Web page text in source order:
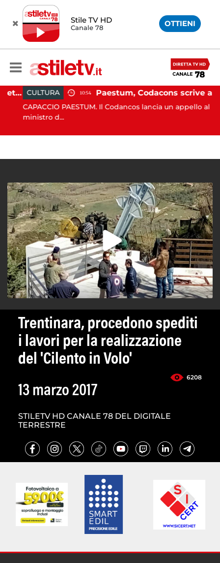
Stile TV HD
Canale 78 OTTIENI
Martina Carbonaro, braccialetto elettronico per i genitori della 14enne uccisa dall'ex CULTURA 10:54 Paestum, Codacons scrive al ministro Giuli: "Rilanciare scavi dell'Anfiteatro nell'area archeologica"
CAPACCIO PAESTUM. Il Codancos lancia un appello al
ministro d...
Trentinara, procedono spediti
i lavori per la realizzazione
del 'Cilento in Volo'
6208
13 marzo 2017
STILETV HD CANALE 78 DEL DIGITALE
TERRESTRE